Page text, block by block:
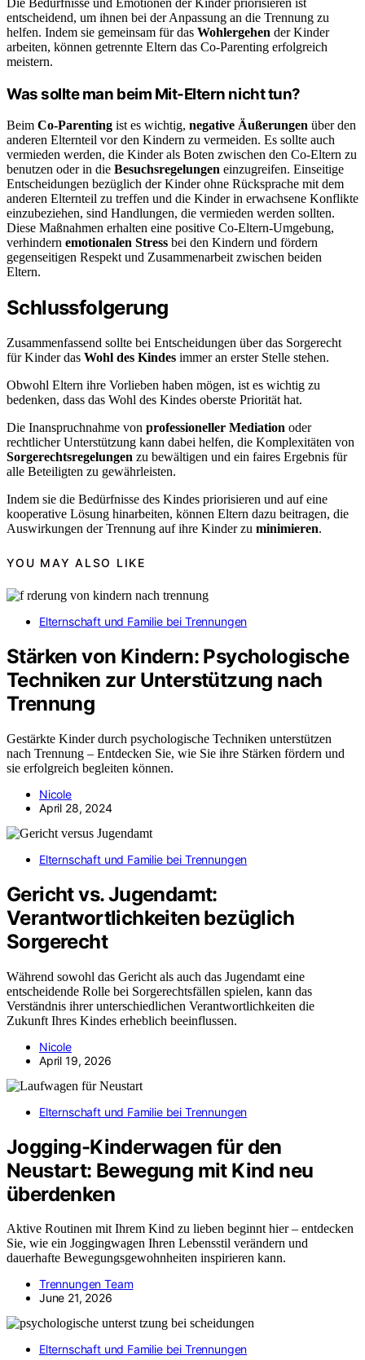
Die Bedürfnisse und Emotionen der Kinder priorisieren ist
entscheidend, um ihnen bei der Anpassung an die Trennung zu
helfen. Indem sie gemeinsam für das Wohlergehen der Kinder
arbeiten, können getrennte Eltern das Co-Parenting erfolgreich
meistern.
Was sollte man beim Mit-Eltern nicht tun?
Beim Co-Parenting ist es wichtig, negative Äußerungen über den
anderen Elternteil vor den Kindern zu vermeiden. Es sollte auch
vermieden werden, die Kinder als Boten zwischen den Co-Eltern zu
benutzen oder in die Besuchsregelungen einzugreifen. Einseitige
Entscheidungen bezüglich der Kinder ohne Rücksprache mit dem
anderen Elternteil zu treffen und die Kinder in erwachsene Konflikte
einzubeziehen, sind Handlungen, die vermieden werden sollten.
Diese Maßnahmen erhalten eine positive Co-Eltern-Umgebung,
verhindern emotionalen Stress bei den Kindern und fördern
gegenseitigen Respekt und Zusammenarbeit zwischen beiden
Eltern.
Schlussfolgerung
Zusammenfassend sollte bei Entscheidungen über das Sorgerecht
für Kinder das Wohl des Kindes immer an erster Stelle stehen.
Obwohl Eltern ihre Vorlieben haben mögen, ist es wichtig zu
bedenken, dass das Wohl des Kindes oberste Priorität hat.
Die Inanspruchnahme von professioneller Mediation oder
rechtlicher Unterstützung kann dabei helfen, die Komplexitäten von
Sorgerechtsregelungen zu bewältigen und ein faires Ergebnis für
alle Beteiligten zu gewährleisten.
Indem sie die Bedürfnisse des Kindes priorisieren und auf eine
kooperative Lösung hinarbeiten, können Eltern dazu beitragen, die
Auswirkungen der Trennung auf ihre Kinder zu minimieren.
YOU MAY ALSO LIKE
Elternschaft und Familie bei Trennungen
Stärken von Kindern: Psychologische
Techniken zur Unterstützung nach
Trennung
Gestärkte Kinder durch psychologische Techniken unterstützen
nach Trennung – Entdecken Sie, wie Sie ihre Stärken fördern und
sie erfolgreich begleiten können.
Nicole
April 28, 2024
Elternschaft und Familie bei Trennungen
Gericht vs. Jugendamt:
Verantwortlichkeiten bezüglich
Sorgerecht
Während sowohl das Gericht als auch das Jugendamt eine
entscheidende Rolle bei Sorgerechtsfällen spielen, kann das
Verständnis ihrer unterschiedlichen Verantwortlichkeiten die
Zukunft Ihres Kindes erheblich beeinflussen.
Nicole
April 19, 2026
Elternschaft und Familie bei Trennungen
Jogging-Kinderwagen für den
Neustart: Bewegung mit Kind neu
überdenken
Aktive Routinen mit Ihrem Kind zu lieben beginnt hier – entdecken
Sie, wie ein Joggingwagen Ihren Lebensstil verändern und
dauerhafte Bewegungsgewohnheiten inspirieren kann.
Trennungen Team
June 21, 2026
Elternschaft und Familie bei Trennungen